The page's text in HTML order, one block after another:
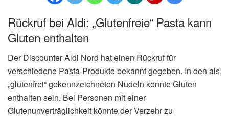
Rückruf bei Aldi: „Glutenfreie“ Pasta kann
Gluten enthalten
Der Discounter Aldi Nord hat einen Rückruf für
verschiedene Pasta-Produkte bekannt gegeben. In den als
„glutenfrei“ gekennzeichneten Nudeln könnte Gluten
enthalten sein. Bei Personen mit einer
Glutenunverträglichkeit könnte der Verzehr zu